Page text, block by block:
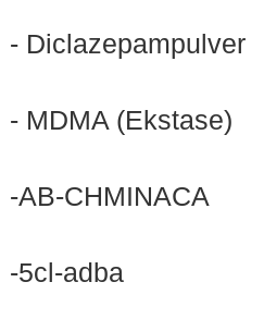
- Diclazepampulver
- MDMA (Ekstase)
-AB-CHMINACA
-5cl-adba